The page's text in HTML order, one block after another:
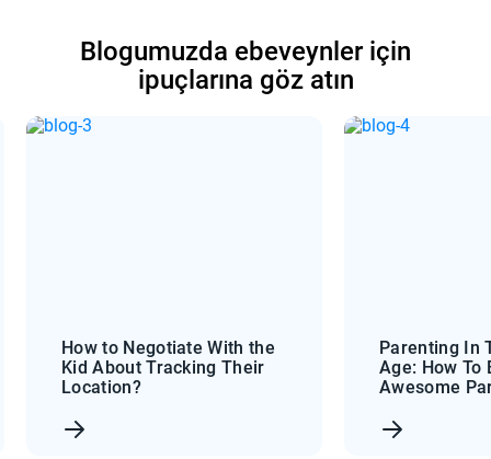
Blogumuzda ebeveynler için
ipuçlarına göz atın
Parenting In The Digital
Age: How To Be An
Awesome Parent
Helpful
How to Block
Devices